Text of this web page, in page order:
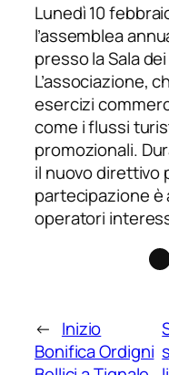
Lunedì 10
l’assemblea
presso la Sala
L’associazione,
esercizi
come i flussi
promozionali.
il nuovo direttivo
partecipazione è
operatori
← Inizio
Bonifica Ordigni